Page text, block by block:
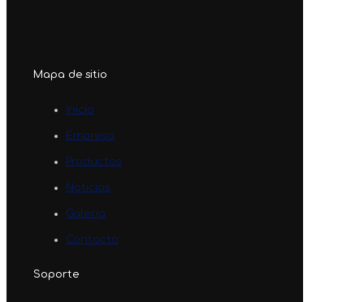
Mapa de sitio
Inicio
Empresa
Productos
Noticias
Galeria
Contacto
Soporte